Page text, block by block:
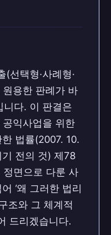
선택형·사례형·
용한 판례가 바
다. 이 판결은
익사업을 위한
법률(2007. 10.
전의 것) 제78
면으로 다룬 사
‘왜 그러한 법리
조와 그 체계적
드리겠습니다.